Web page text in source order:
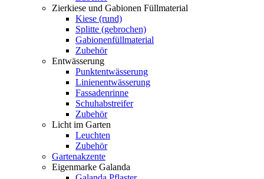
Zierkiese und Gabionen Füllmaterial
Kiese (rund)
Splitte (gebrochen)
Gabionenfüllmaterial
Zubehör
Entwässerung
Punktentwässerung
Linienentwässerung
Fassadenrinne
Schuhabstreifer
Zubehör
Licht im Garten
Leuchten
Zubehör
Gartenakzente
Eigenmarke Galanda